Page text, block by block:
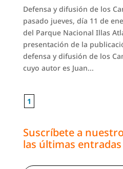
Defensa y difusión de los
pasado jueves, día 11 de
del Parque Nacional Illas
presentación de la
defensa y difusión de los
cuyo autor es Juan...
1
Suscríbete a
las últimas entradas
Escribe tu correo electrónico…